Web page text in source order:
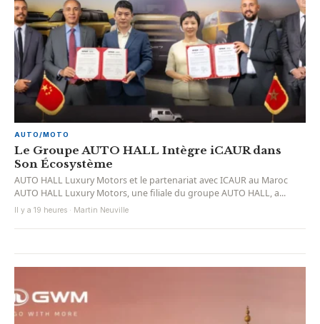
AUTO/MOTO
Le Groupe AUTO HALL Intègre iCAUR dans
Son Écosystème
AUTO HALL Luxury Motors et le partenariat avec ICAUR au Maroc
AUTO HALL Luxury Motors, une filiale du groupe AUTO HALL, a...
Il y a 19 heures · Martin Neuville